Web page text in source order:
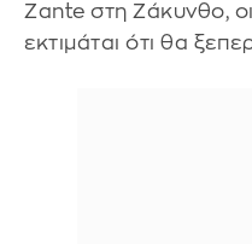
Zante στη Ζάκυνθο, οι
εκτιμάται ότι θα